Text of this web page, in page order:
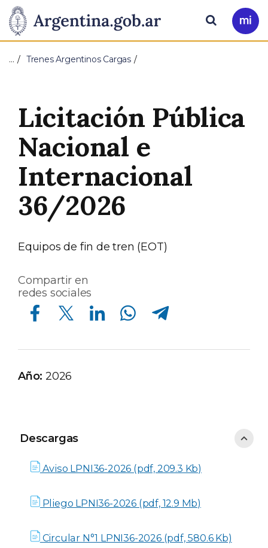
Presidencia
de
Nación
Pasar al contenido principal
Ir
a
Buscar
… Trenes Argentinos Cargas
Licitación Pública
Nacional e
Internacional
36/2026
Equipos de fin de tren (EOT)
Compartir en
redes sociales
Compartir en Facebook Compartir en Twitter Compartir en Linkedin Compartir en Whatsapp Compartir en Telegram
Año: 2026
Descargas
Descargas
Aviso LPNI36-2026 (pdf, 209.3 Kb)
Pliego LPNI36-2026 (pdf, 12.9 Mb)
Circular N°1 LPNI36-2026 (pdf, 580.6 Kb)